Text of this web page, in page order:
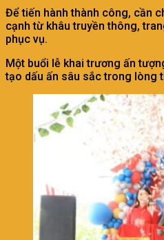
Để tiến hành thành công, cần
cạnh từ khâu truyền thông,
phục vụ.
Một buổi lễ khai trương ấn
tạo dấu ấn sâu sắc trong lòng